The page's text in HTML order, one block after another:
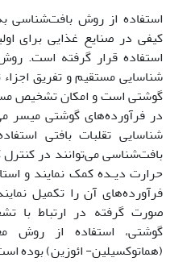
استفاده از روش بافت‌شناسی
استفاده قرار گرفته است.
شناسایی مستقیم و تفریق
گوشتی است و امکان تشخیص
در فرآورده‌های گوشتی میسر
شناسایی تقلبات بافتی
بافت‌شناسی می‌توانند در
حرارت دیـده کمک نمایند و
فرآورده‌های آن را تکمیل
صورت گرفته در ارتباط با
گوشتی، استفاده از روش
(هماتوکسیلین- ائوزین) بوده است